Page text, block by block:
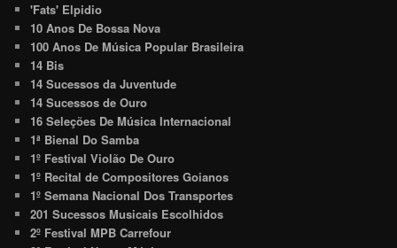
'Fats' Elpidio
10 Anos De Bossa Nova
100 Anos De Música Popular Brasileira
14 Bis
14 Sucessos da Juventude
14 Sucessos de Ouro
16 Seleções De Música Internacional
1ª Bienal Do Samba
1º Festival Violão De Ouro
1º Recital de Compositores Goianos
1º Semana Nacional Dos Transportes
201 Sucessos Musicais Escolhidos
2º Festival MPB Carrefour